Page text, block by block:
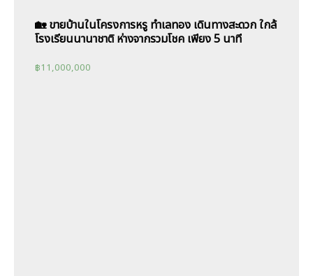
🏡 ขายบ้านในโครงการหรู ทำเลทอง เดินทางสะดวก ใกล้
โรงเรียนนานาชาติ ห่างจากรวมโชค เพียง 5 นาที
฿11,000,000